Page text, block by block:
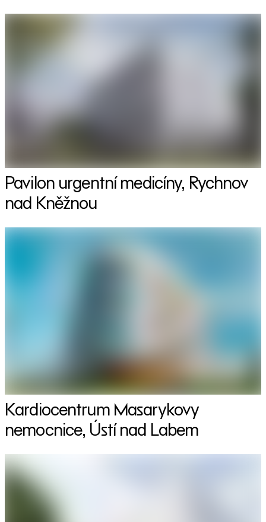
Pavilon urgentní medicíny, Rychnov
nad Kněžnou
Kardiocentrum Masarykovy
nemocnice, Ústí nad Labem